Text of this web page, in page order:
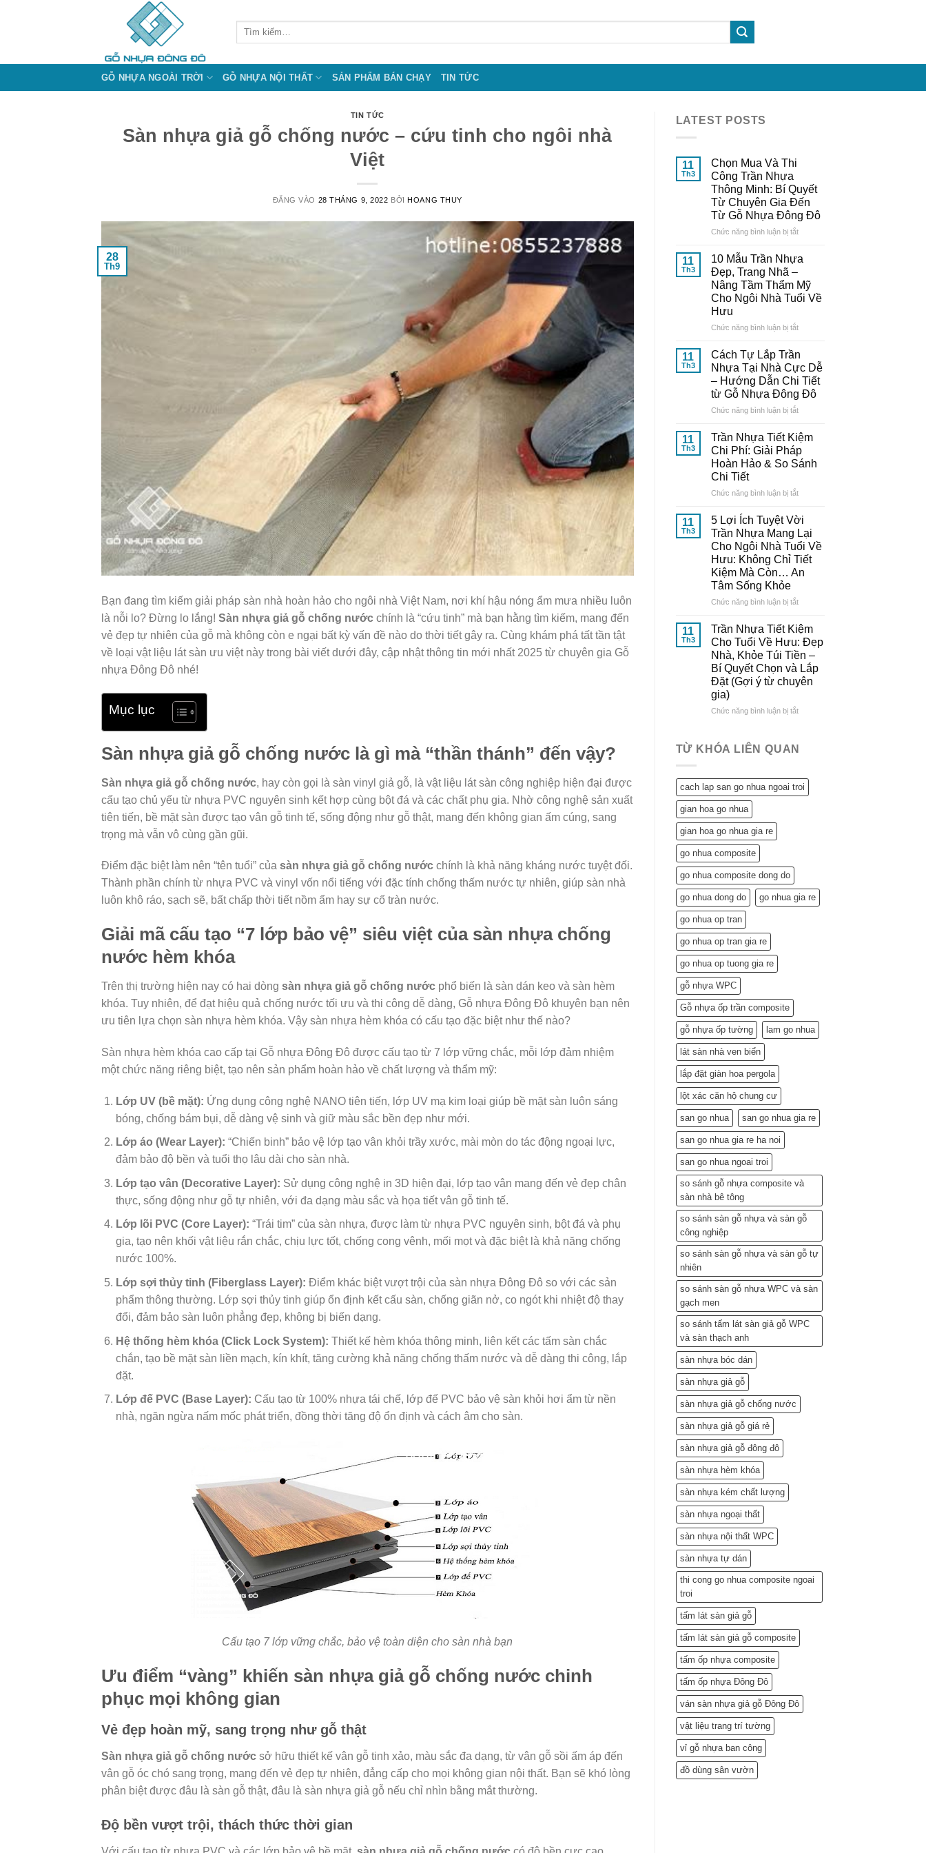
Tìm
GỖ NHỰA NGOÀI TRỜI GỖ NHỰA NỘI THẤT SẢN PHẨM BÁN CHẠY TIN TỨC
TIN TỨC
Sàn nhựa giả gỗ chống nước – cứu tinh cho ngôi nhà
Việt
ĐĂNG VÀO 28 THÁNG 9, 2022 BỞIHOANG THUY
28
Th9
Bạn đang tìm kiếm giải pháp sàn nhà hoàn hảo cho ngôi nhà Việt Nam, nơi khí hậu nóng ẩm mưa nhiều luôn
là nỗi lo? Đừng lo lắng! Sàn nhựa giả gỗ chống nước chính là “cứu tinh” mà bạn hằng tìm kiếm, mang đến
vẻ đẹp tự nhiên của gỗ mà không còn e ngại bất kỳ vấn đề nào do thời tiết gây ra. Cùng khám phá tất tần tật
về loại vật liệu lát sàn ưu việt này trong bài viết dưới đây, cập nhật thông tin mới nhất 2025 từ chuyên gia Gỗ
nhựa Đông Đô nhé!
Mục lục
Sàn nhựa giả gỗ chống nước là gì mà “thần thánh” đến vậy?
Sàn nhựa giả gỗ chống nước, hay còn gọi là sàn vinyl giả gỗ, là vật liệu lát sàn công nghiệp hiện đại được
cấu tạo chủ yếu từ nhựa PVC nguyên sinh kết hợp cùng bột đá và các chất phụ gia. Nhờ công nghệ sản xuất
tiên tiến, bề mặt sàn được tạo vân gỗ tinh tế, sống động như gỗ thật, mang đến không gian ấm cúng, sang
trọng mà vẫn vô cùng gần gũi.
Điểm đặc biệt làm nên “tên tuổi” của sàn nhựa giả gỗ chống nước chính là khả năng kháng nước tuyệt đối.
Thành phần chính từ nhựa PVC và vinyl vốn nổi tiếng với đặc tính chống thấm nước tự nhiên, giúp sàn nhà
luôn khô ráo, sạch sẽ, bất chấp thời tiết nồm ẩm hay sự cố tràn nước.
Giải mã cấu tạo “7 lớp bảo vệ” siêu việt của sàn nhựa chống
nước hèm khóa
Trên thị trường hiện nay có hai dòng sàn nhựa giả gỗ chống nước phổ biến là sàn dán keo và sàn hèm
khóa. Tuy nhiên, để đạt hiệu quả chống nước tối ưu và thi công dễ dàng, Gỗ nhựa Đông Đô khuyên bạn nên
ưu tiên lựa chọn sàn nhựa hèm khóa. Vậy sàn nhựa hèm khóa có cấu tạo đặc biệt như thế nào?
Sàn nhựa hèm khóa cao cấp tại Gỗ nhựa Đông Đô được cấu tạo từ 7 lớp vững chắc, mỗi lớp đảm nhiệm
một chức năng riêng biệt, tạo nên sản phẩm hoàn hảo về chất lượng và thẩm mỹ:
Lớp UV (bề mặt): Ứng dụng công nghệ NANO tiên tiến, lớp UV mạ kim loại giúp bề mặt sàn luôn sáng
bóng, chống bám bụi, dễ dàng vệ sinh và giữ màu sắc bền đẹp như mới.
Lớp áo (Wear Layer): “Chiến binh” bảo vệ lớp tạo vân khỏi trầy xước, mài mòn do tác động ngoại lực,
đảm bảo độ bền và tuổi thọ lâu dài cho sàn nhà.
Lớp tạo vân (Decorative Layer): Sử dụng công nghệ in 3D hiện đại, lớp tạo vân mang đến vẻ đẹp chân
thực, sống động như gỗ tự nhiên, với đa dạng màu sắc và họa tiết vân gỗ tinh tế.
Lớp lõi PVC (Core Layer): “Trái tim” của sàn nhựa, được làm từ nhựa PVC nguyên sinh, bột đá và phụ
gia, tạo nên khối vật liệu rắn chắc, chịu lực tốt, chống cong vênh, mối mọt và đặc biệt là khả năng chống
nước 100%.
Lớp sợi thủy tinh (Fiberglass Layer): Điểm khác biệt vượt trội của sàn nhựa Đông Đô so với các sản
phẩm thông thường. Lớp sợi thủy tinh giúp ổn định kết cấu sàn, chống giãn nở, co ngót khi nhiệt độ thay
đổi, đảm bảo sàn luôn phẳng đẹp, không bị biến dạng.
Hệ thống hèm khóa (Click Lock System): Thiết kế hèm khóa thông minh, liên kết các tấm sàn chắc
chắn, tạo bề mặt sàn liền mạch, kín khít, tăng cường khả năng chống thấm nước và dễ dàng thi công, lắp
đặt.
Lớp đế PVC (Base Layer): Cấu tạo từ 100% nhựa tái chế, lớp đế PVC bảo vệ sàn khỏi hơi ẩm từ nền
nhà, ngăn ngừa nấm mốc phát triển, đồng thời tăng độ ổn định và cách âm cho sàn.
Cấu tạo 7 lớp vững chắc, bảo vệ toàn diện cho sàn nhà bạn
Ưu điểm “vàng” khiến sàn nhựa giả gỗ chống nước chinh
phục mọi không gian
Vẻ đẹp hoàn mỹ, sang trọng như gỗ thật
Sàn nhựa giả gỗ chống nước sở hữu thiết kế vân gỗ tinh xảo, màu sắc đa dạng, từ vân gỗ sồi ấm áp đến
vân gỗ óc chó sang trọng, mang đến vẻ đẹp tự nhiên, đẳng cấp cho mọi không gian nội thất. Bạn sẽ khó lòng
phân biệt được đâu là sàn gỗ thật, đâu là sàn nhựa giả gỗ nếu chỉ nhìn bằng mắt thường.
Độ bền vượt trội, thách thức thời gian
LATEST POSTS
11
Th3
Chọn Mua Và Thi
Công Trần Nhựa
Thông Minh: Bí Quyết
Từ Chuyên Gia Đến
Từ Gỗ Nhựa Đông Đô
Chức năng bình luận bị tắtở
Công
Trần
Thông
Quyết
Từ
Chuyên
Gia
Đến
Nhựa
Đông
Đô
11
Th3
10 Mẫu Trần Nhựa
Đẹp, Trang Nhã –
Nâng Tầm Thẩm Mỹ
Cho Ngôi Nhà Tuổi Về
Hưu
Chức năng bình luận bị tắtở
Trần
Nhựa
Đẹp,
Trang
Nhã
Nâng
Tầm
Thẩm
Mỹ
Ngôi
Tuổi
Về
Hưu
11
Th3
Cách Tự Lắp Trần
Nhựa Tại Nhà Cực Dễ
– Hướng Dẫn Chi Tiết
từ Gỗ Nhựa Đông Đô
Chức năng bình luận bị tắtở
Tự
Lắp
Trần
Nhựa
Nhà
Dễ
–
Hướng
Dẫn
Chi
Tiết
Đô
11
Th3
Trần Nhựa Tiết Kiệm
Chi Phí: Giải Pháp
Hoàn Hảo & So Sánh
Chi Tiết
Chức năng bình luận bị tắtở
Nhựa
Tiết
Kiệm
Chi
Phí:
Giải
So
Sánh
Chi
Tiết
11
Th3
5 Lợi Ích Tuyệt Vời
Trần Nhựa Mang Lại
Cho Ngôi Nhà Tuổi Về
Hưu: Không Chỉ Tiết
Kiệm Mà Còn… An
Tâm Sống Khỏe
Chức năng bình luận bị tắtở
Lợi
Ích
Tuyệt
Vời
Trần
Nhựa
Tuổi
Hưu:
Không
Khỏe
11
Th3
Trần Nhựa Tiết Kiệm
Cho Tuổi Về Hưu: Đẹp
Nhà, Khỏe Túi Tiền –
Bí Quyết Chọn và Lắp
Đặt (Gợi ý từ chuyên
gia)
Chức năng bình luận bị tắtở
Tiết
Tuổi
Về
Quyết
Chọn
TỪ KHÓA LIÊN QUAN
cach lap san go nhua ngoai troi
gian hoa go nhua
gian hoa go nhua gia re
go nhua composite
go nhua composite dong do
go nhua dong do go nhua gia re
go nhua op tran
go nhua op tran gia re
go nhua op tuong gia re
gỗ nhựa WPC
Gỗ nhựa ốp trần composite
gỗ nhựa ốp tường lam go nhua
lát sàn nhà ven biển
lắp đặt giàn hoa pergola
lột xác căn hộ chung cư
san go nhua san go nhua gia re
san go nhua gia re ha noi
san go nhua ngoai troi
so sánh gỗ nhựa composite và
sàn nhà bê tông
so sánh sàn gỗ nhựa và sàn gỗ
công nghiệp
so sánh sàn gỗ nhựa và sàn gỗ tự
nhiên
so sánh sàn gỗ nhựa WPC và sàn
gạch men
so sánh tấm lát sàn giả gỗ WPC
và sàn thạch anh
sàn nhựa bóc dán
sàn nhựa giả gỗ
sàn nhựa giả gỗ chống nước
sàn nhựa giả gỗ giá rẻ
sàn nhựa giả gỗ đông đô
sàn nhựa hèm khóa
sàn nhựa kém chất lượng
sàn nhựa ngoại thất
sàn nhựa nội thất WPC
sàn nhựa tự dán
thi cong go nhua composite ngoai
troi
tấm lát sàn giả gỗ
tấm lát sàn giả gỗ composite
tấm ốp nhựa composite
tấm ốp nhựa Đông Đô
ván sàn nhựa giả gỗ Đông Đô
vật liệu trang trí tường
vỉ gỗ nhựa ban công
đồ dùng sân vườn